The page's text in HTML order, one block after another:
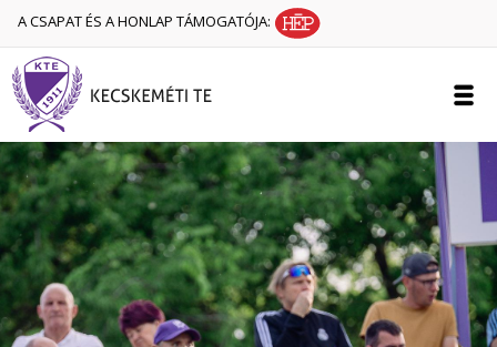
A CSAPAT ÉS A HONLAP TÁMOGATÓJA: